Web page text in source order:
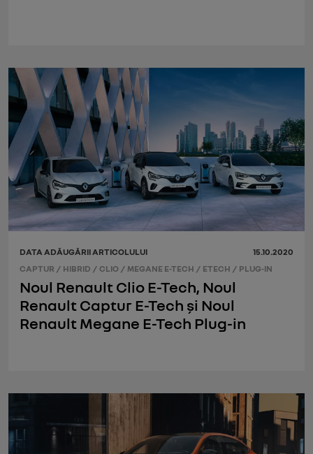
DATA ADĂUGĂRII ARTICOLULUI
15.10.2020
CAPTUR / HIBRID / CLIO / MEGANE E-TECH / ETECH / PLUG-IN
Noul Renault Clio E-Tech, Noul
Renault Captur E-Tech și Noul
Renault Megane E-Tech Plug-in